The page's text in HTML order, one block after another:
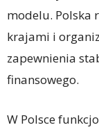
modelu. Polska
krajami i
zapewnienia
finansowego.
W Polsce